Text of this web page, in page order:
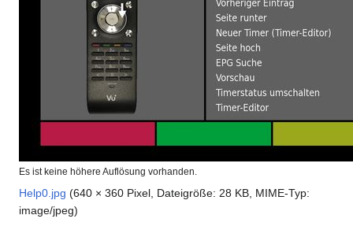
Es ist keine höhere Auflösung vorhanden.
Help0.jpg (640 × 360 Pixel, Dateigröße: 28 KB, MIME-Typ:
image/jpeg)